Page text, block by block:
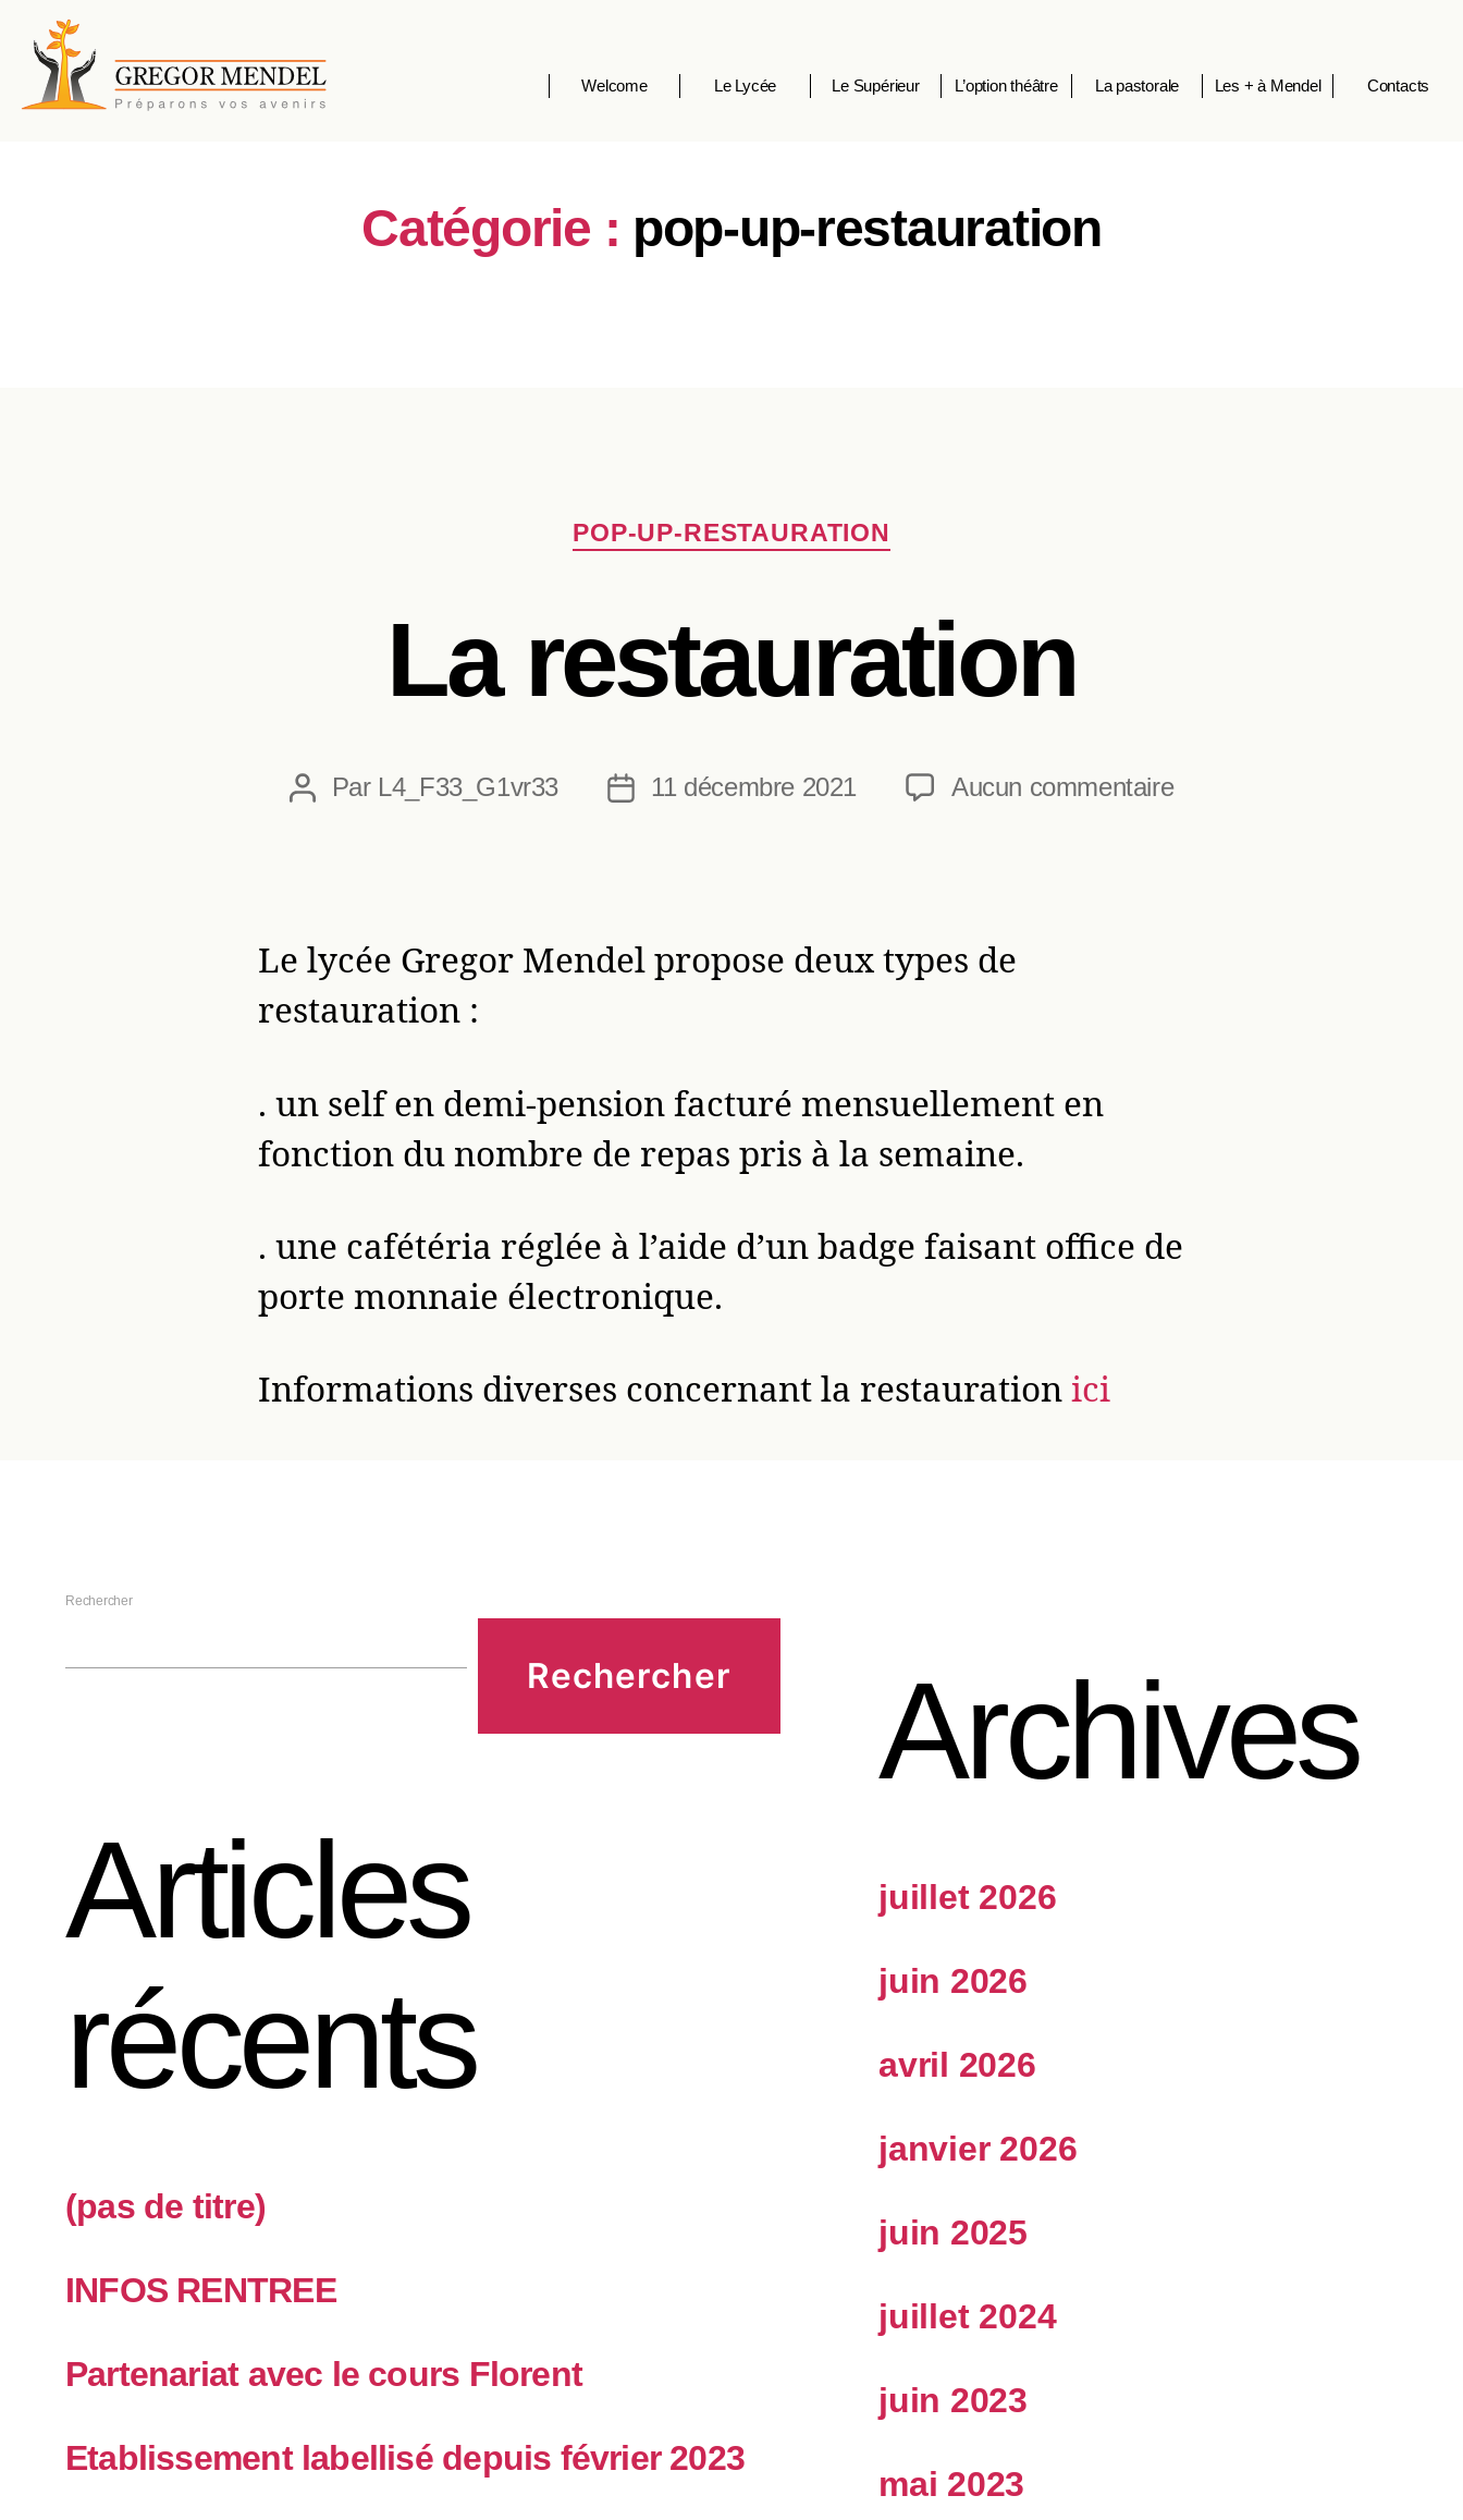
Welcome Le Lycée Le Supérieur L’option théâtre La pastorale Les + à Mendel Contacts
Catégorie : pop-up-restauration
POP-UP-RESTAURATION
La restauration
Auteur
Par L4_F33_G1vr33
Date11 décembre 2021 Aucun commentairesur
Le lycée Gregor Mendel propose deux types de
restauration :
. un self en demi-pension facturé mensuellement en
fonction du nombre de repas pris à la semaine.
. une cafétéria réglée à l’aide d’un badge faisant office de
porte monnaie électronique.
Informations diverses concernant la restauration ici
Rechercher
Rechercher
Articles
récents
(pas de titre)
INFOS RENTREE
Partenariat avec le cours Florent
Etablissement labellisé depuis février 2023
Archives
juillet 2026
juin 2026
avril 2026
janvier 2026
juin 2025
juillet 2024
juin 2023
mai 2023